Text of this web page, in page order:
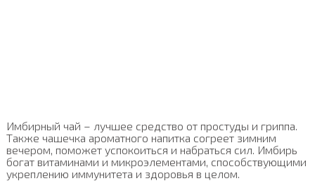
Имбирный чай – лучшее средство от простуды и гриппа.
Также чашечка ароматного напитка согреет зимним
вечером, поможет успокоиться и набраться сил. Имбирь
богат витаминами и микроэлементами, способствующими
укреплению иммунитета и здоровья в целом.